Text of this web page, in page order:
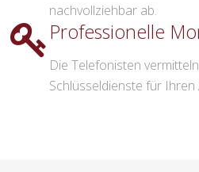
nachvollziehbar ab.
Professionelle
Die Telefonisten
Schlüsseldienste für